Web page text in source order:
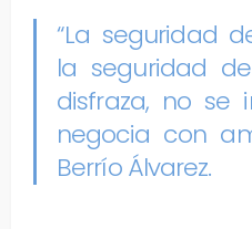
“La seguridad
la seguridad
disfraza, no se
negocia con
Berrío Álvarez.